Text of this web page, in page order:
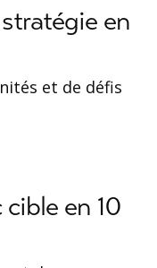
en
et de défis
en 10